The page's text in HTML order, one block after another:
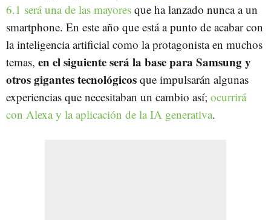
6.1 será una de las mayores que ha lanzado nunca a un
smartphone. En este año que está a punto de acabar con
la inteligencia artificial como la protagonista en muchos
temas, en el siguiente será la base para Samsung y
otros gigantes tecnológicos que impulsarán algunas
experiencias que necesitaban un cambio así; ocurrirá
con Alexa y la aplicación de la IA generativa.